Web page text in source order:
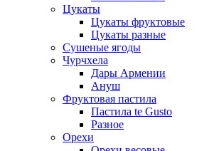
Цукаты
Цукаты фруктовые
Цукаты разные
Сушеные ягоды
Чурчхела
Дары Армении
Ануш
Фруктовая пастила
Пастила te Gusto
Разное
Орехи